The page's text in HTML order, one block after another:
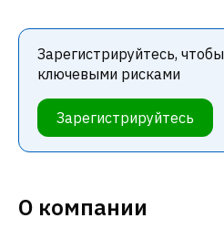
Зарегистрируйтесь,
ключевыми рисками
Зарегистрируйтесь
О компании